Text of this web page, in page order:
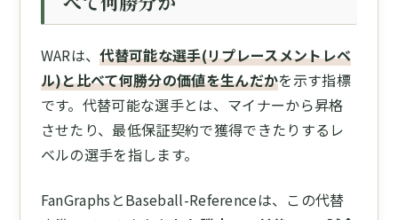
WARは、代替可能な選手(リプレースメントレベ
ル)と比べて何勝分の価値を生んだかを示す指標
です。代替可能な選手とは、マイナーから昇格
させたり、最低保証契約で獲得できたりするレ
ベルの選手を指します。
FanGraphsとBaseball-Referenceは、この代替